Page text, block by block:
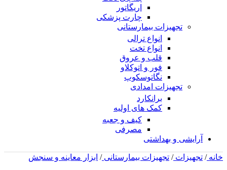
اریگاتور
چارت پزشکی
تجهیزات بیمارستانی
انواع ترالی
انواع تخت
قلب و عروق
فور و اتوکلاو
نگاتوسکوپ
تجهیزات امدادی
برانکارد
کمک های اولیه
کیف و جعبه
مصرفی
آرایشی و بهداشتی
خانه/ تجهیزات/ تجهیزات بیمارستانی/ ابزار معاینه و سنجش